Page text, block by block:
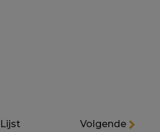
Lijst Volgende